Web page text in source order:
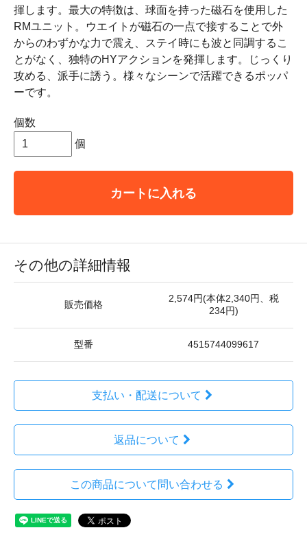
揮します。最大の特徴は、球面を持った磁石を使用した
RMユニット。ウエイトが磁石の一点で接することで外
からのわずかな力で震え、ステイ時にも波と同調するこ
とがなく、独特のHYアクションを発揮します。じっくり
攻める、派手に誘う。様々なシーンで活躍できるポッパ
ーです。
個数
個
カートに入れる
その他の詳細情報
販売価格
2,574円(本体2,340円、税
234円)
型番 4515744099617
支払い・配送について
返品について
この商品について問い合わせる